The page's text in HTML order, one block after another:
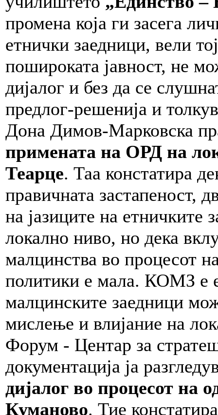
промена која ги засега
етнички заедници, вели
пошироката јавност, не
дијалог и без да се
предлог-решенија и
Дона Димов-Марковска
примената на ОРД на
Теарце. Таа констатира
правичната застапеност,
на јазиците на етничките
локално ниво, но дека
малцинства во процесот
политики е мала. КОМЗ е
малцинските заедници
мислење и влијание на
Форум - Центар за
документација ја
дијалог во процесот на
Куманово. Тие